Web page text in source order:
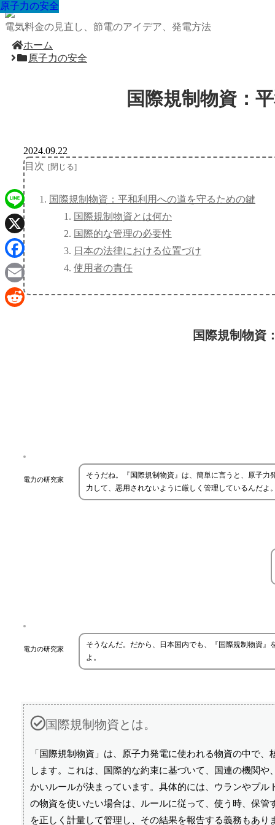
電気料金の見直し、節電のアイデア、発電方法
ホーム
原子力の安全
国際規制物資：
原子力の安全
2024.09.22
目次
国際規制物資：平和利用への道を守るための鍵
国際規制物資とは何か
国際的な管理の必要性
日本の法律における位置づけ
使用者の責任
国際規制物資
電力の研究家
そうだね。『国際規制物資』は、簡単に言うと、原子
力して、悪用されないように厳しく管理しているんだよ
電力の研究家
そうなんだ。だから、日本国内でも、『国際規制物資
よ。
国際規制物資とは。
「国際規制物資」は、原子力発電に使われる物資の中で
します。これは、国際的な約束に基づいて、国連の機関
かいルールが決まっています。具体的には、ウランやプ
の物資を使いたい場合は、ルールに従って、使う時、保
を正しく計量して管理し、その結果を報告する義務もあり
原子力の安全
原子力の安全
原子力の安全
原子力の安全
原子力の安全
原子力の安全
原子力の安全
原子力の安全
Line
X
Facebook
Email